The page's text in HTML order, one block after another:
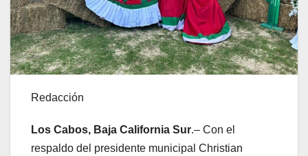
Redacción
Los Cabos, Baja California Sur.– Con el
respaldo del presidente municipal Christian